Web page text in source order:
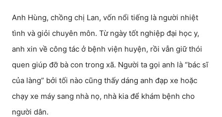
Anh Hùng, chồng chị Lan, vốn nổi tiếng là người nhiệt
tình và giỏi chuyên môn. Từ ngày tốt nghiệp đại học y,
anh xin về công tác ở bệnh viện huyện, rồi vẫn giữ thói
quen giúp đỡ bà con trong xã. Người ta gọi anh là “bác sĩ
của làng” bởi tối nào cũng thấy dáng anh đạp xe hoặc
chạy xe máy sang nhà nọ, nhà kia để khám bệnh cho
người dân.